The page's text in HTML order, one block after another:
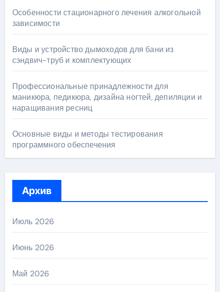
Особенности стационарного лечения алкогольной
зависимости
Виды и устройство дымоходов для бани из
сэндвич-труб и комплектующих
Профессиональные принадлежности для
маникюра, педикюра, дизайна ногтей, депиляции и
наращивания ресниц
Основные виды и методы тестирования
программного обеспечения
Архив
Июль 2026
Июнь 2026
Май 2026